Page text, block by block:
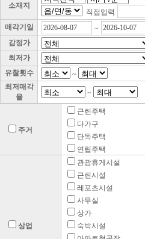
소재지
직접입력
매각기일
~
감정가
최저가
유찰횟수
~
최저매각
율
~
주거
근린주택
다가구
단독주택
연립주택
상업
관광휴게시설
근린시설
레포츠시설
사무실
상가
숙박시설